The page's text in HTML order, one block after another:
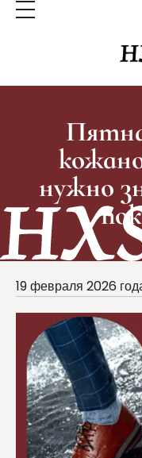
нужно
19 февраля 2026